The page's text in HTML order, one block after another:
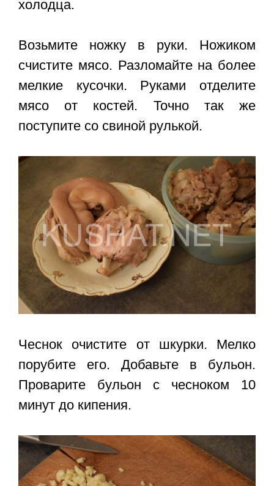
холодца.
Возьмите ножку в руки. Ножиком
счистите мясо. Разломайте на более
мелкие кусочки. Руками отделите
мясо от костей. Точно так же
поступите со свиной рулькой.
Чеснок очистите от шкурки. Мелко
порубите его. Добавьте в бульон.
Проварите бульон с чесноком 10
минут до кипения.